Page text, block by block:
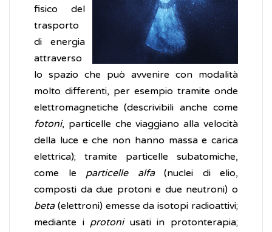
fisico del
trasporto
di energia
attraverso
lo spazio che può avvenire con modalità
molto differenti, per esempio tramite onde
elettromagnetiche (descrivibili anche come
fotoni, particelle che viaggiano alla velocità
della luce e che non hanno massa e carica
elettrica); tramite particelle subatomiche,
come le particelle alfa(nuclei di elio,
composti da due protoni e due neutroni) o
beta(elettroni) emesse da isotopi radioattivi;
mediante i protoni usati in protonterapia;